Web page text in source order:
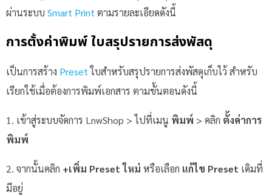
ผ่านระบบ Smart Print ตามรายละเอียดดังนี้
การตั้งค่าพิมพ์ ใบสรุปรายการส่งพัสดุ
เป็นการสร้าง Presetใบสำหรับสรุปรายการส่งพัสดุเก็บไว้ สำหรับ
เรียกใช้เมื่อต้องการพิมพ์เอกสาร ตามขั้นตอนดังนี้
1. เข้าสู่ระบบจัดการ LnwShop > ไปที่เมนู พิมพ์ > คลิก ตั้งค่าการ
พิมพ์
2. จากนั้นคลิก +เพิ่ม Preset ใหม่ หรือเลือก แก้ไข Preset เดิมที่
มีอยู่